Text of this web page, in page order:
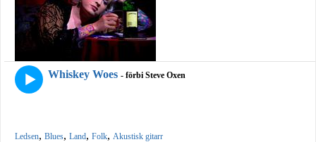
Whiskey Woes - förbi Steve Oxen
Ledsen, Blues, Land, Folk, Akustisk gitarr